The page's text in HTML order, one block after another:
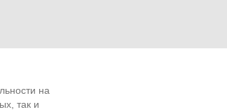
на
так и